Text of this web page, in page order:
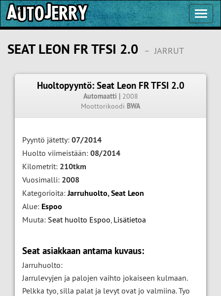
SEAT LEON FR TFSI 2.0 – JARRUT
Huoltopyyntö: Seat Leon FR TFSI 2.0
Automaatti | 2008
Moottorikoodi BWA
Pyyntö jätetty: 07/2014
Huolto viimeistään: 08/2014
Kilometrit: 210tkm
Vuosimalli: 2008
Kategorioita:Jarruhuolto,Seat Leon
Alue: Espoo
Muuta: Seat huolto Espoo, Lisätietoa
Seat asiakkaan antama kuvaus:
Jarruhuolto:
Jarrulevyjen ja palojen vaihto jokaiseen kulmaan.
Pelkka tyo, silla palat ja levyt ovat jo valmiina. Tyo